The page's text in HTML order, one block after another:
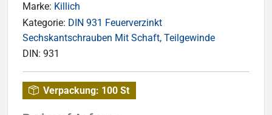
Marke: Killich
Kategorie: DIN 931 Feuerverzinkt
Sechskantschrauben Mit Schaft, Teilgewinde
DIN: 931
Verpackung: 100 St